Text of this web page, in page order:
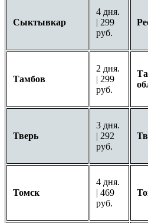
Сыктывкар
4 дня.
| 299
руб.
Тамбов
2 дня.
| 299
руб.
Тверь
3 дня.
| 292
руб.
Томск
4 дня.
| 469
руб.